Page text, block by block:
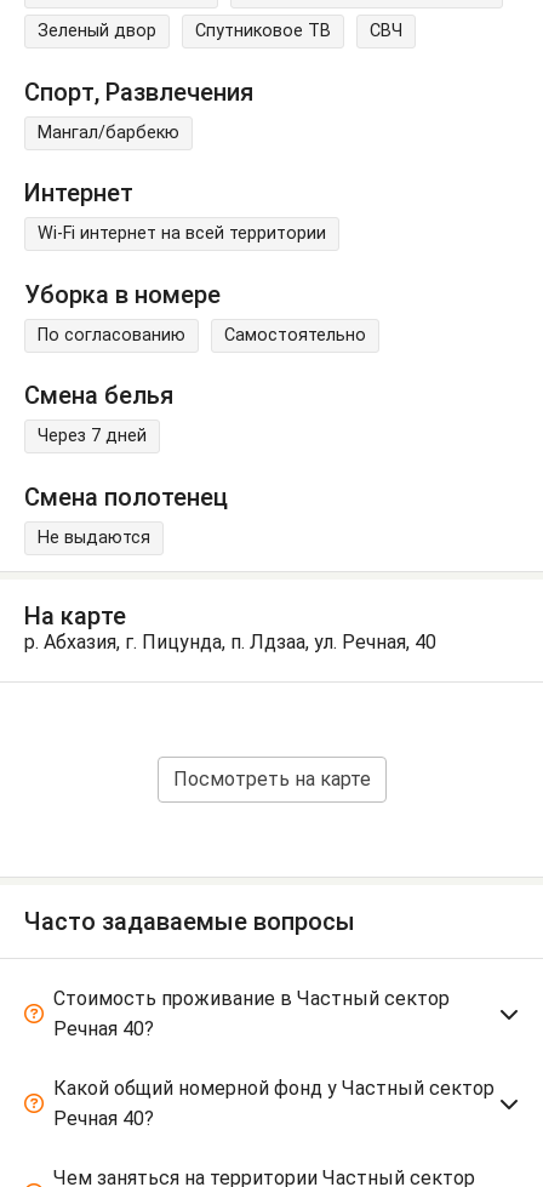
Зеленый двор
Спутниковое ТВ СВЧ
Спорт, Развлечения
Мангал/барбекю
Интернет
Wi-Fi интернет на всей территории
Уборка в номере
По согласованию Самостоятельно
Смена белья
Через 7 дней
Смена полотенец
Не выдаются
На карте
р. Абхазия, г. Пицунда, п. Лдзаа, ул. Речная, 40
Посмотреть на карте
Часто задаваемые вопросы
Стоимость проживание в Частный сектор
Речная 40?
Какой общий номерной фонд у Частный сектор
Речная 40?
Чем заняться на территории Частный сектор